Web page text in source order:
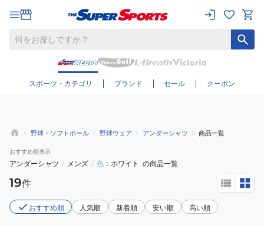
スポーツ・カテゴリ ブランド セール クーポン
さらに絞り込む
野球・ソフトボール 野球ウェア アンダーシャツ 商品一覧
おすすめ順表示
アンダーシャツ / メンズ / 色 ホワイト の商品一覧
19件
おすすめ順 人気順 新着順 安い順 高い順